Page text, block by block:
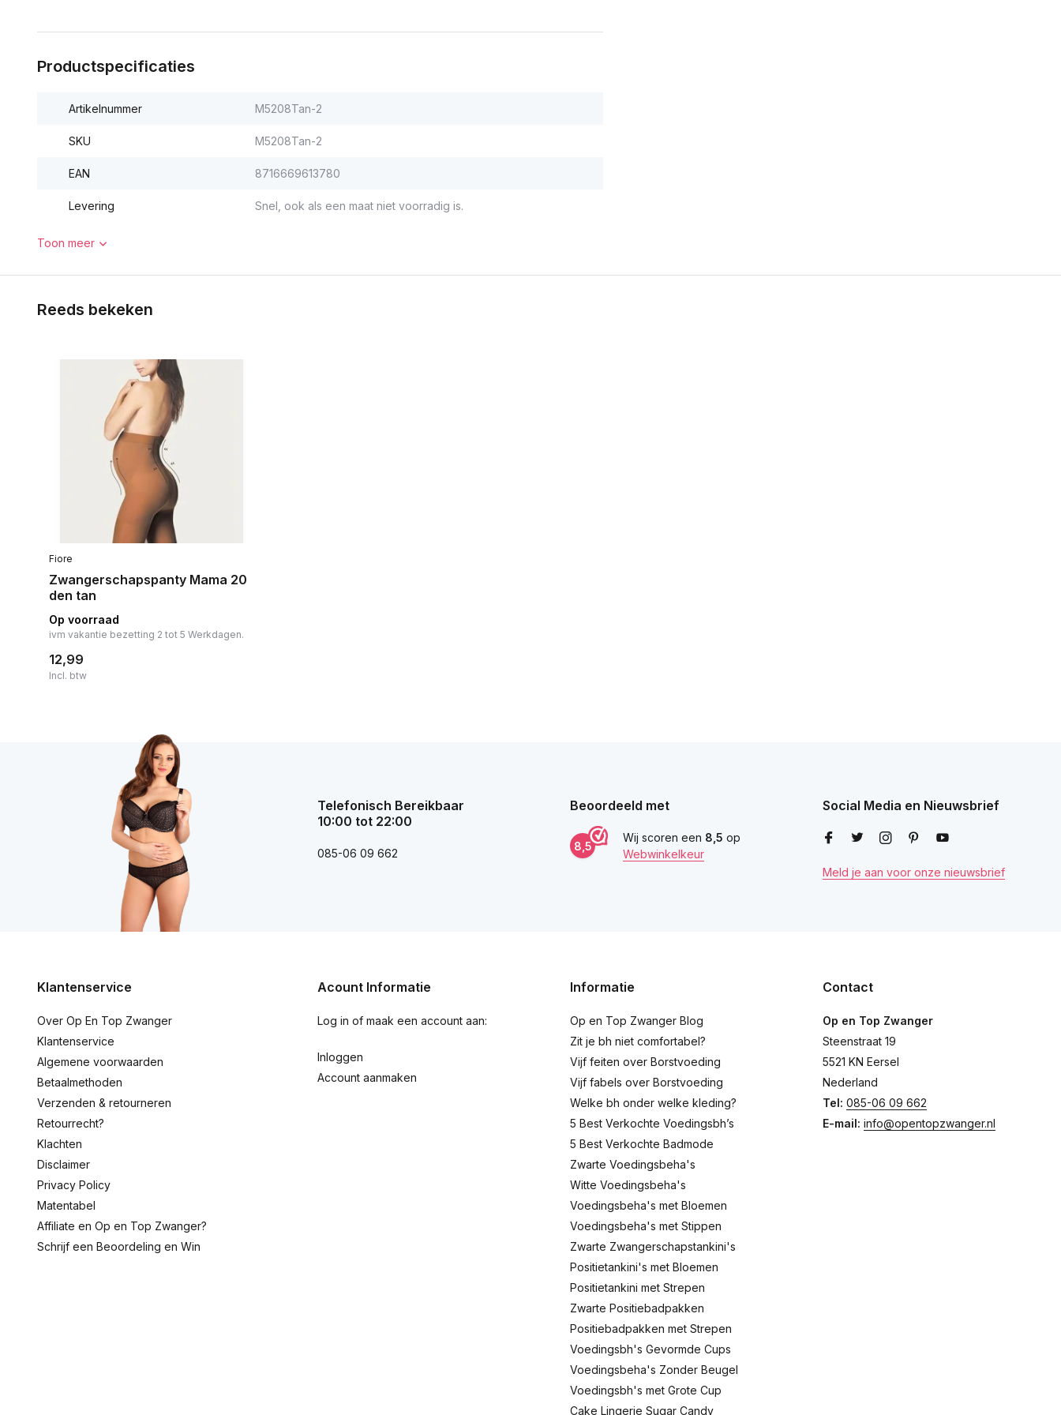
Productspecificaties
Artikelnummer M5208Tan-2
SKU M5208Tan-2
EAN 8716669613780
Levering Snel, ook als een maat niet voorradig is.
Toon meer
Reeds bekeken
Fiore
Zwangerschapspanty Mama 20
den tan
Op voorraad
ivm vakantie bezetting 2 tot 5 Werkdagen.
12,99
Incl. btw
Telefonisch Bereikbaar
10:00 tot 22:00
085-06 09 662
Beoordeeld met
8,5
Wij scoren een 8,5 op
Webwinkelkeur
Social Media en Nieuwsbrief
Meld je aan voor onze nieuwsbrief
Klantenservice
Over Op En Top Zwanger
Klantenservice
Algemene voorwaarden
Betaalmethoden
Verzenden & retourneren
Retourrecht?
Klachten
Disclaimer
Privacy Policy
Matentabel
Affiliate en Op en Top Zwanger?
Schrijf een Beoordeling en Win
Acount Informatie
Log in of maak een account aan:
Inloggen
Account aanmaken
Informatie
Op en Top Zwanger Blog
Zit je bh niet comfortabel?
Vijf feiten over Borstvoeding
Vijf fabels over Borstvoeding
Welke bh onder welke kleding?
5 Best Verkochte Voedingsbh’s
5 Best Verkochte Badmode
Zwarte Voedingsbeha's
Witte Voedingsbeha's
Voedingsbeha's met Bloemen
Voedingsbeha's met Stippen
Zwarte Zwangerschapstankini's
Positietankini's met Bloemen
Positietankini met Strepen
Zwarte Positiebadpakken
Positiebadpakken met Strepen
Voedingsbh's Gevormde Cups
Voedingsbeha's Zonder Beugel
Voedingsbh's met Grote Cup
Cake Lingerie Sugar Candy
Contact
Op en Top Zwanger
Steenstraat 19
5521 KN Eersel
Nederland
Tel: 085-06 09 662
E-mail: info@opentopzwanger.nl